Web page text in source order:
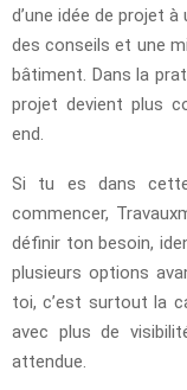
d’une idée de projet
des conseils et une
bâtiment. Dans la
projet devient plus
end.
Si tu es dans
commencer,
définir ton besoin,
plusieurs options
toi, c’est surtout la
avec plus de
attendue.